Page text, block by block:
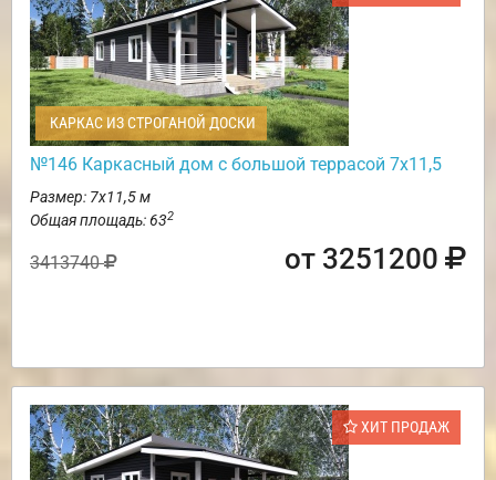
КАРКАС ИЗ СТРОГАНОЙ ДОСКИ
№146 Каркасный дом с большой террасой 7х11,5
Размер: 7х11,5 м
Общая площадь: 632
3413740 от 3251200
ХИТ ПРОДАЖ